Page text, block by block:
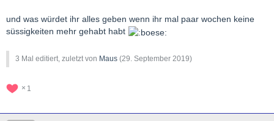
und was würdet ihr alles geben wenn ihr mal paar wochen keine
süssigkeiten mehr gehabt habt
3 Mal editiert, zuletzt von Maus (29. September 2019)
1